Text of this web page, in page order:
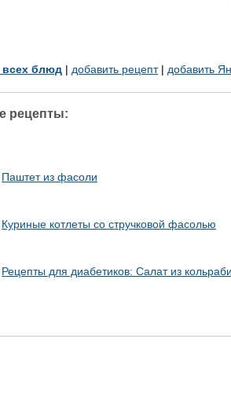
всех блюд | добавить рецепт| добавить
рецепты:
Паштет из фасоли
Куриные котлеты со стручковой фасолью
Рецепты для диабетиков: Салат из